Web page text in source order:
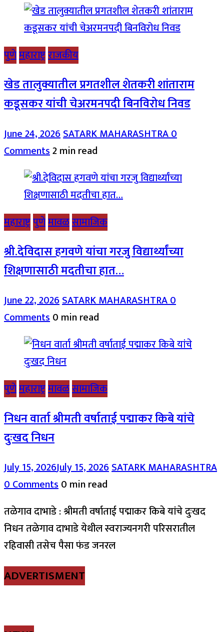
पुणेमहाराष्ट्रराजकीय
खेड तालुक्यातील प्रगतशील शेतकरी शांताराम
कडूसकर यांची चेअरमनपदी बिनविरोध निवड
June 24, 2026SATARK MAHARASHTRA0
Comments2 min read
महाराष्ट्रपुणेमावळसामाजिक
श्री.देविदास हगवणे यांचा गरजु विद्यार्थ्यांच्या
शिक्षणासाठी मदतीचा हात…
June 22, 2026SATARK MAHARASHTRA0
Comments0 min read
पुणेमहाराष्ट्रमावळसामाजिक
निधन वार्ता श्रीमती वर्षाताई पद्माकर किबे यांचे
दुःखद निधन
July 15, 2026July 15, 2026SATARK MAHARASHTRA
0 Comments0 min read
तळेगाव दाभाडे : श्रीमती वर्षाताई पद्माकर किबे यांचे दुःखद
निधन तळेगाव दाभाडे येथील स्वराज्यनगरी परिसरातील
रहिवासी तसेच पैसा फंड जनरल
ADVERTISMENT